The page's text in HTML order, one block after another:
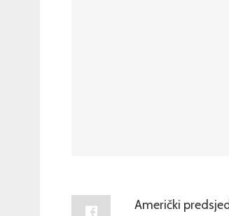
Američki